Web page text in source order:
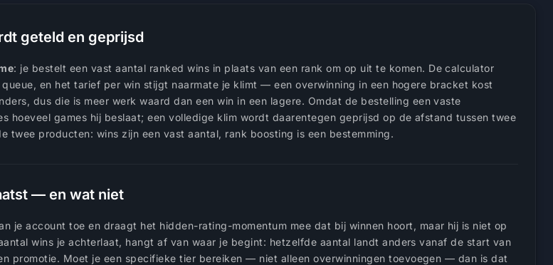
geteld en geprijsd
: je bestelt een vast aantal ranked wins in plaats van een rank om op uit te komen. De calculator
en het tarief per win stijgt naarmate je klimt — een overwinning in een hogere bracket kost
dus die is meer werk waard dan een win in een lagere. Omdat de bestelling een vaste
hoeveel games hij beslaat; een volledige klim wordt daarentegen geprijsd op de afstand tussen twee
twee producten: wins zijn een vast aantal, rank boosting is een bestemming.
— en wat niet
je account toe en draagt het hidden-rating-momentum mee dat bij winnen hoort, maar hij is niet op
wins je achterlaat, hangt af van waar je begint: hetzelfde aantal landt anders vanaf de start van
promotie. Moet je een specifieke tier bereiken — niet alleen overwinningen toevoegen — dan is dat